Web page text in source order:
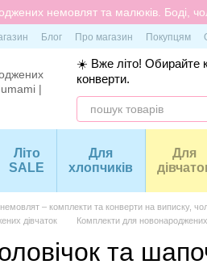
немовлят та малюків. Боді,
Блог Про магазин Покупцям
☀️ Вже літо! Обирайте
конверти.
Літо
SALE
Для
хлопчиків
Для
– комплекти та конверти на виписку,
дівчаток
Комплекти для
та